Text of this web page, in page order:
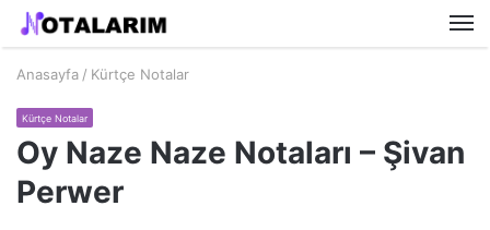
Anasayfa / Kürtçe Notalar
Kürtçe Notalar
Oy Naze Naze Notaları – Şivan
Perwer